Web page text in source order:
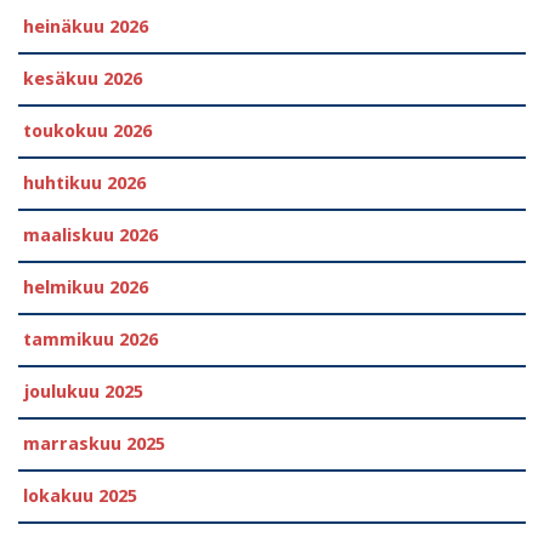
heinäkuu 2026
kesäkuu 2026
toukokuu 2026
huhtikuu 2026
maaliskuu 2026
helmikuu 2026
tammikuu 2026
joulukuu 2025
marraskuu 2025
lokakuu 2025